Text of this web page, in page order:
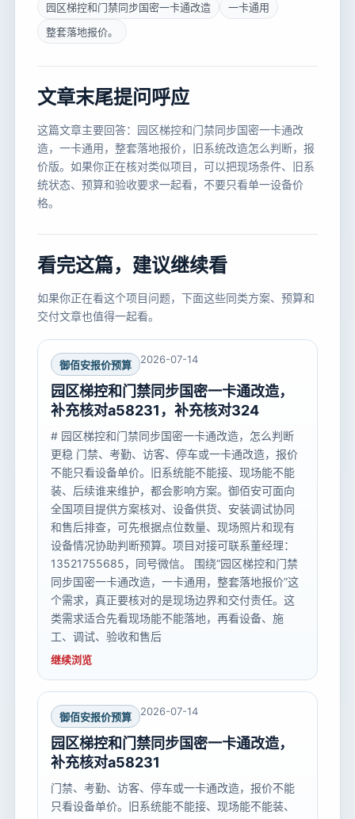
园区梯控和门禁同步国密一卡通改造
一卡通用
整套落地报价。
文章末尾提问呼应
这篇文章主要回答：园区梯控和门禁同步国密一卡通改
造，一卡通用，整套落地报价，旧系统改造怎么判断，报
价版。如果你正在核对类似项目，可以把现场条件、旧系
统状态、预算和验收要求一起看，不要只看单一设备价
格。
看完这篇，建议继续看
如果你正在看这个项目问题，下面这些同类方案、预算和
交付文章也值得一起看。
御佰安报价预算 2026-07-14
园区梯控和门禁同步国密一卡通改造，
补充核对a58231，补充核对324
# 园区梯控和门禁同步国密一卡通改造，怎么判断
更稳 门禁、考勤、访客、停车或一卡通改造，报价
不能只看设备单价。旧系统能不能接、现场能不能
装、后续谁来维护，都会影响方案。御佰安可面向
全国项目提供方案核对、设备供货、安装调试协同
和售后排查，可先根据点位数量、现场照片和现有
设备情况协助判断预算。项目对接可联系董经理：
13521755685，同号微信。 围绕“园区梯控和门禁
同步国密一卡通改造，一卡通用，整套落地报价”这
个需求，真正要核对的是现场边界和交付责任。这
类需求适合先看现场能不能落地，再看设备、施
工、调试、验收和售后
继续浏览
御佰安报价预算 2026-07-14
园区梯控和门禁同步国密一卡通改造，
补充核对a58231
门禁、考勤、访客、停车或一卡通改造，报价不能
只看设备单价。旧系统能不能接、现场能不能装、